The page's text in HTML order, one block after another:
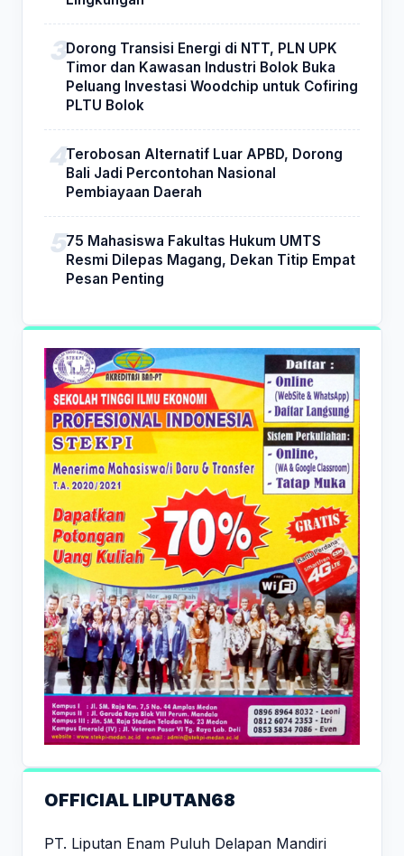
Dorong Transisi Energi di NTT, PLN UPK
Timor dan Kawasan Industri Bolok Buka
Peluang Investasi Woodchip untuk Cofiring
PLTU Bolok
Terobosan Alternatif Luar APBD, Dorong
Bali Jadi Percontohan Nasional
Pembiayaan Daerah
75 Mahasiswa Fakultas Hukum UMTS
Resmi Dilepas Magang, Dekan Titip Empat
Pesan Penting
OFFICIAL LIPUTAN68
PT. Liputan Enam Puluh Delapan Mandiri